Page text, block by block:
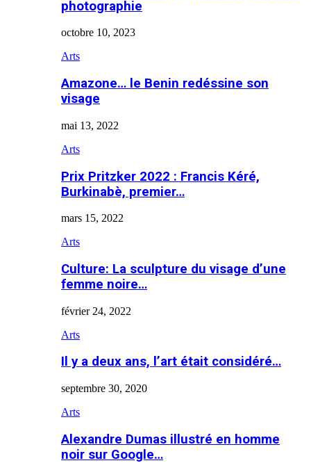
photographie
octobre 10, 2023
Arts
Amazone… le Benin redéssine son
visage
mai 13, 2022
Arts
Prix Pritzker 2022 : Francis Kéré,
Burkinabè, premier…
mars 15, 2022
Arts
Culture: La sculpture du visage d’une
femme noire…
février 24, 2022
Arts
Il y a deux ans, l’art était considéré…
septembre 30, 2020
Arts
Alexandre Dumas illustré en homme
noir sur Google…